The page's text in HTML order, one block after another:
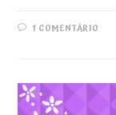
1 COMENTÁRIO